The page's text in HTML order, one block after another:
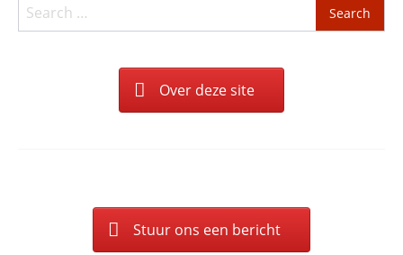
Search
for:
Over deze site
Stuur ons een bericht